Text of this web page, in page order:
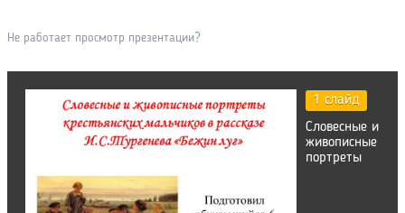
Не работает просмотр презентации?
1 слайд
Словесные и
живописные
портреты